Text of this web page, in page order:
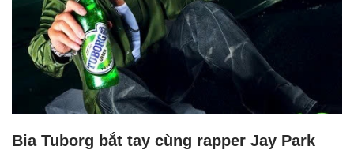
Bia Tuborg bắt tay cùng rapper Jay Park